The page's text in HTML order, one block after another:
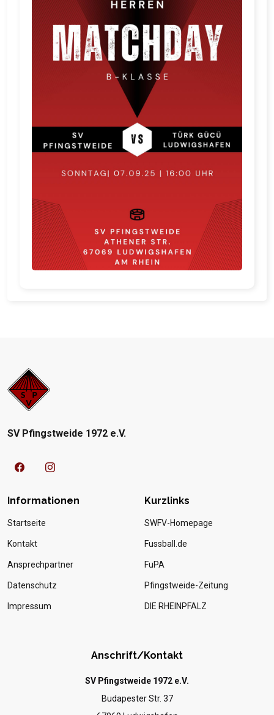
SV Pfingstweide 1972 e.V.
Informationen
Startseite
Kontakt
Ansprechpartner
Datenschutz
Impressum
Kurzlinks
SWFV-Homepage
Fussball.de
FuPA
Pfingstweide-Zeitung
DIE RHEINPFALZ
Anschrift/Kontakt
SV Pfingstweide 1972 e.V.
Budapester Str. 37